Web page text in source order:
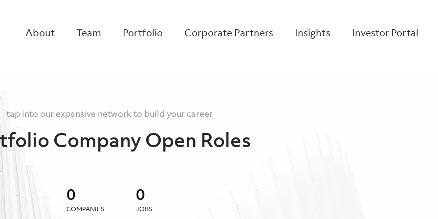
About Team Portfolio Corporate Partners Insights Investor Portal
tap into our expansive network to build your career
Company Open Roles
0
COMPANIES
0
JOBS